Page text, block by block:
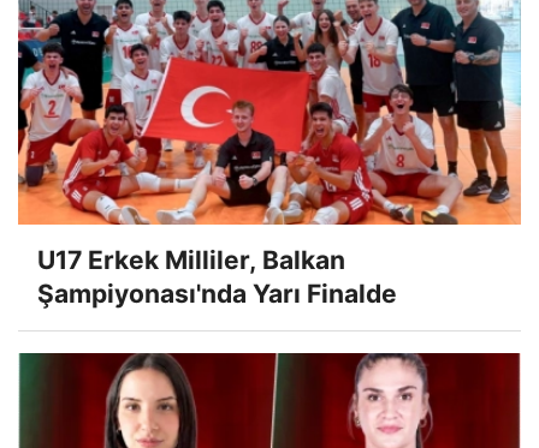
U17 Erkek Milliler, Balkan
Şampiyonası'nda Yarı Finalde